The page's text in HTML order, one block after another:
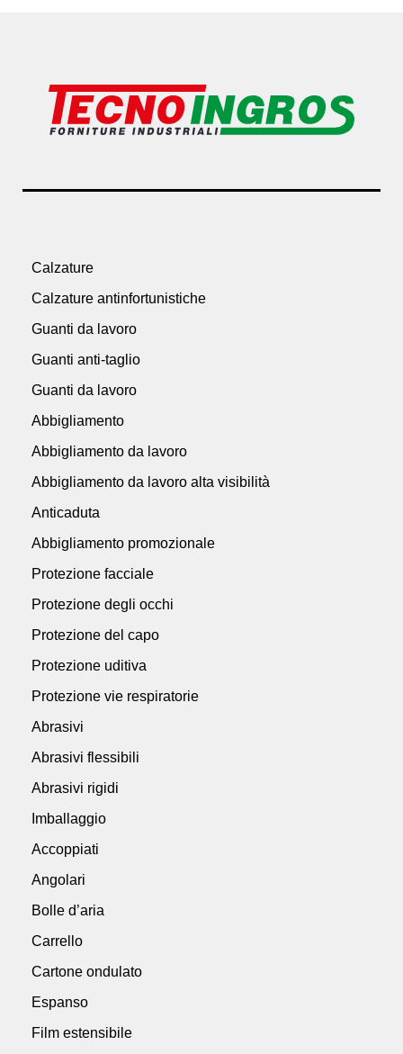
Calzature
Calzature antinfortunistiche
Guanti da lavoro
Guanti anti-taglio
Guanti da lavoro
Abbigliamento
Abbigliamento da lavoro
Abbigliamento da lavoro alta visibilità
Anticaduta
Abbigliamento promozionale
Protezione facciale
Protezione degli occhi
Protezione del capo
Protezione uditiva
Protezione vie respiratorie
Abrasivi
Abrasivi flessibili
Abrasivi rigidi
Imballaggio
Accoppiati
Angolari
Bolle d’aria
Carrello
Cartone ondulato
Espanso
Film estensibile